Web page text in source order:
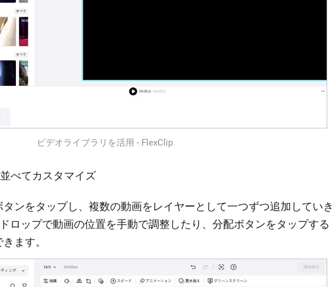
ビデオライブラリを活用 ‐ FlexClip
べてカスタマイズ
タンをタップし、複数の動画をレイヤーとして一つずつ追加していき
ロップで動画の位置を手動で調整したり、分配ボタンをタップする
ます。